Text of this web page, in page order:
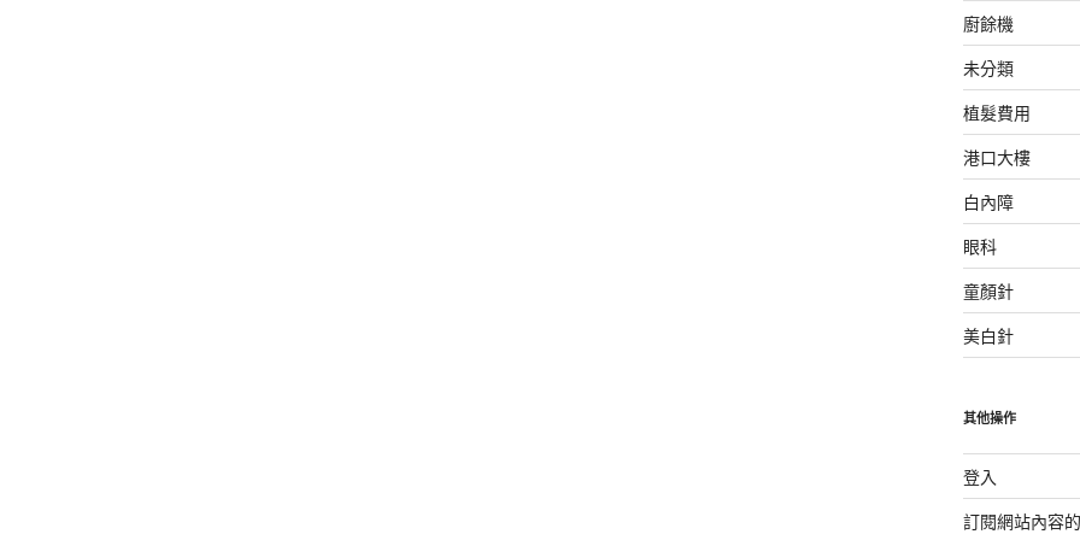
廚餘機
未分類
植髮費用
港口大樓
白內障
眼科
童顏針
美白針
其他操作
登入
訂閱網站內容